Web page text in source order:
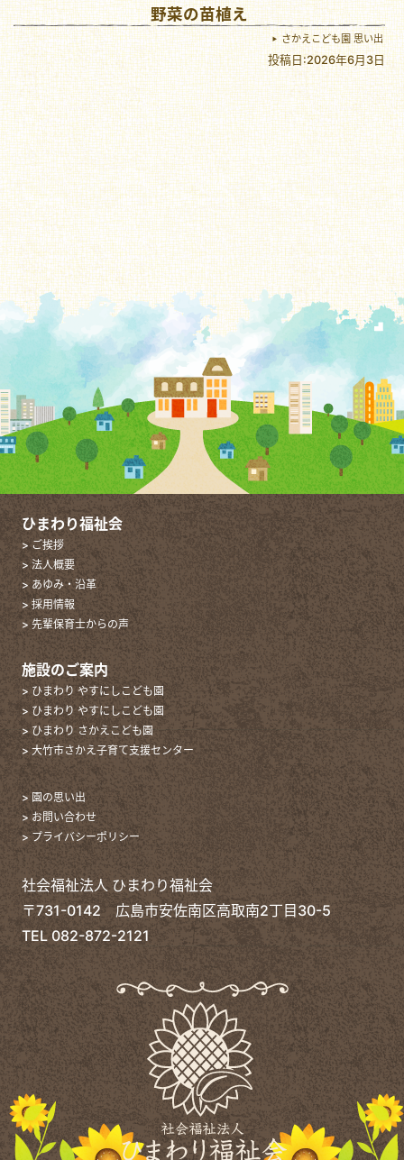
野菜の苗植え
さかえこども園 思い出
投稿日:2026年6月3日
ひまわり福祉会
> ご挨拶
> 法人概要
> あゆみ・沿革
> 採用情報
> 先輩保育士からの声
施設のご案内
> ひまわり やすにしこども園
> ひまわり やすにしこども園
> ひまわり さかえこども園
> 大竹市さかえ子育て支援センター
> 園の思い出
> お問い合わせ
> プライバシーポリシー
社会福祉法人 ひまわり福祉会
〒731-0142 広島市安佐南区高取南2丁目30-5
TEL 082-872-2121